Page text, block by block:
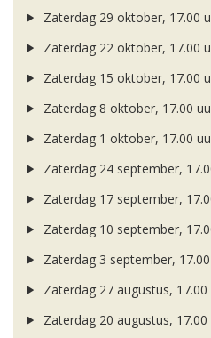
Zaterdag 29 oktober, 17.00
Zaterdag 22 oktober, 17.00
Zaterdag 15 oktober, 17.00
Zaterdag 8 oktober, 17.00
Zaterdag 1 oktober, 17.00
Zaterdag 24 september,
Zaterdag 17 september,
Zaterdag 10 september,
Zaterdag 3 september,
Zaterdag 27 augustus, 17.00
Zaterdag 20 augustus, 17.00